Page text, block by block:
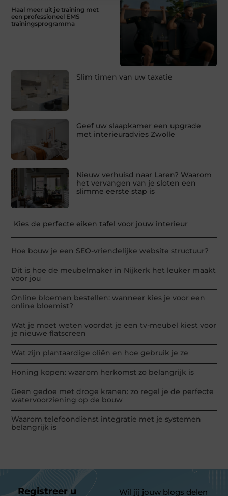
Haal meer uit je training met
een professioneel EMS
trainingsprogramma
Slim timen van uw taxatie
Geef uw slaapkamer een upgrade
met interieuradvies Zwolle
Nieuw verhuisd naar Laren? Waarom
het vervangen van je sloten een
slimme eerste stap is
Kies de perfecte eiken tafel voor jouw interieur
Hoe bouw je een SEO-vriendelijke website structuur?
Dit is hoe de meubelmaker in Nijkerk het leuker maakt
voor jou
Online bloemen bestellen: wanneer kies je voor een
online bloemist?
Wat je moet weten voordat je een tv-meubel kiest voor
je nieuwe flatscreen
Wat zijn plantaardige oliën en hoe gebruik je ze
Honing kopen: waarom herkomst zo belangrijk is
Geen gedoe met droge kranen: zo regel je de perfecte
watervoorziening op de bouw
Waarom telefoondienst integratie met je systemen
belangrijk is
Registreer u
Wil jij jouw blogs delen